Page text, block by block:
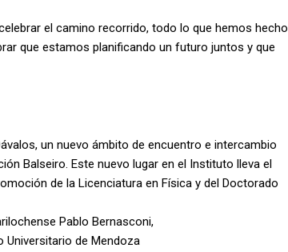
el camino recorrido, todo lo que hemos hecho
que estamos planificando un futuro juntos y que
un nuevo ámbito de encuentro e intercambio
Balseiro. Este nuevo lugar en el Instituto lleva el
de la Licenciatura en Física y del Doctorado
Pablo Bernasconi,
Universitario de Mendoza